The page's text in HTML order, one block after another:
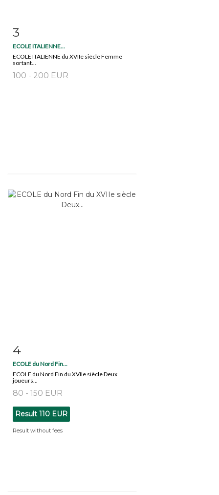
3
ECOLE ITALIENNE...
ECOLE ITALIENNE du XVIIe siècle Femme
sortant...
100 - 200 EUR
4
ECOLE du Nord Fin...
ECOLE du Nord Fin du XVIIe siècle Deux
joueurs...
80 - 150 EUR
Result 110 EUR
Result without fees